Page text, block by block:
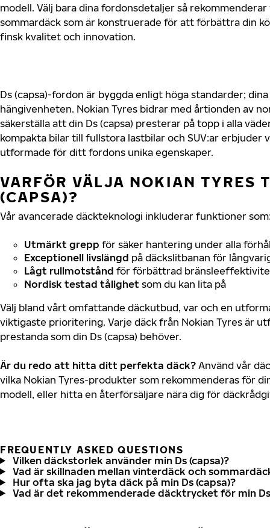
modell. Välj bara dina fordonsdetaljer så
sommardäck som är konstruerade för att förbättra din
finsk kvalitet och innovation.
Ds (capsa)-fordon är byggda enligt höga standarder;
hängivenheten. Nokian Tyres bidrar med årtionden av
säkerställa att din Ds (capsa) presterar på topp i alla
kompakta bilar till fullstora lastbilar och SUV:ar erbjuder
utformade för ditt fordons unika egenskaper.
VARFÖR VÄLJA NOKIAN TYRES
(CAPSA)?
Vår avancerade däckteknologi inkluderar funktioner
Utmärkt grepp för säker hantering under alla
Exceptionell livslängd på däckslitbanan för
Lågt rullmotstånd för förbättrad
Nordisk testad tålighet som du kan lita på
Välj bland vårt omfattande däckutbud, var och en
viktigaste prioritering. Varje däck från Nokian Tyres är
prestanda som din Ds (capsa) behöver.
Är du redo att hitta ditt perfekta däck? Använd vår
vilka Nokian Tyres-produkter som rekommenderas för
modell, eller hitta en återförsäljare nära dig för
FREQUENTLY ASKED QUESTIONS
Vilken däckstorlek använder min Ds (capsa)?
Vad är skillnaden mellan vinterdäck och
Hur ofta ska jag byta däck på min Ds (capsa)?
Vad är det rekommenderade däcktrycket för min Ds